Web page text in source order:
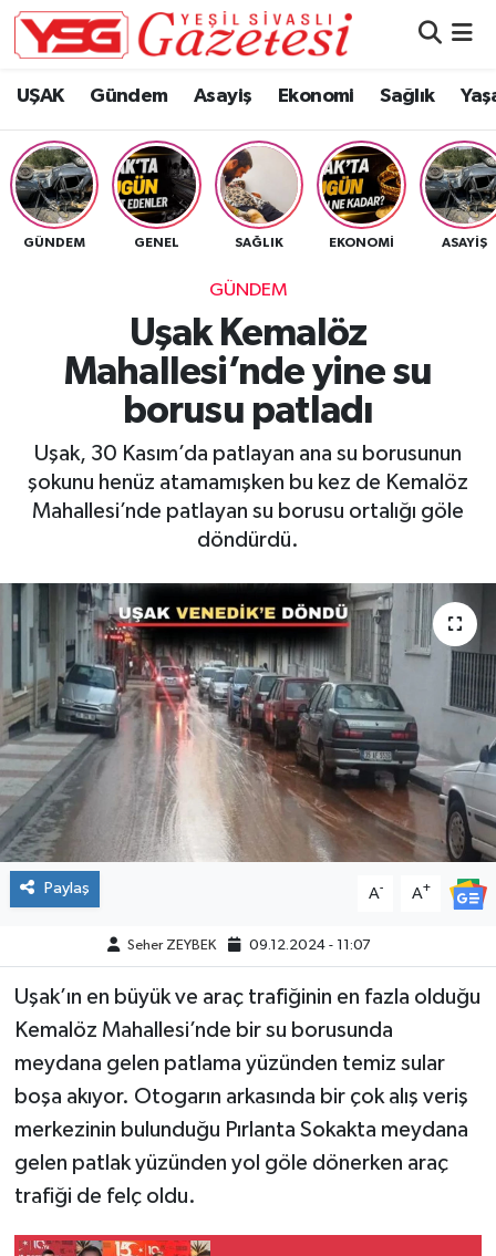
UŞAK Gündem Asayiş Ekonomi Sağlık
GÜNDEM GENEL SAĞLIK EKONOMI ASAYIŞ
GÜNDEM
Uşak Kemalöz
Mahallesi’nde yine su
borusu patladı
Uşak, 30 Kasım’da patlayan ana su borusunun
şokunu henüz atamamışken bu kez de Kemalöz
Mahallesi’nde patlayan su borusu ortalığı göle
döndürdü.
Paylaş A- A+
Seher ZEYBEK 09.12.2024 - 11:07
Uşak’ın en büyük ve araç trafiğinin en fazla olduğu
Kemalöz Mahallesi’nde bir su borusunda
meydana gelen patlama yüzünden temiz sular
boşa akıyor. Otogarın arkasında bir çok alış veriş
merkezinin bulunduğu Pırlanta Sokakta meydana
gelen patlak yüzünden yol göle dönerken araç
trafiği de felç oldu.
Hava Durumu
Namaz Vakitleri
Trafik Durumu
Tüm Manşetler
Son Dakika Haberleri
Haber Arşivi